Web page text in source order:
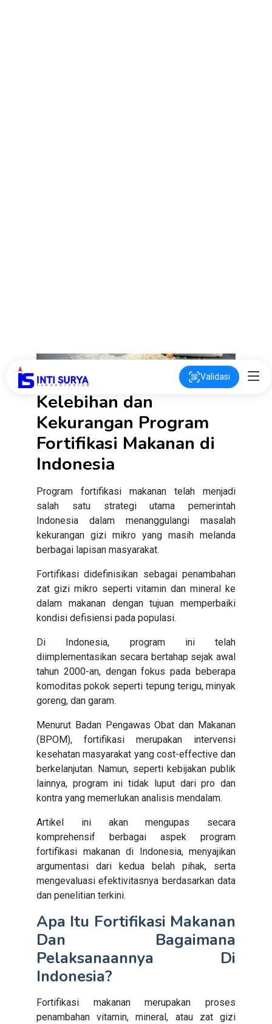
Kelebihan dan
Kekurangan Program
Fortifikasi Makanan di
Indonesia
Program fortifikasi makanan telah menjadi
salah satu strategi utama pemerintah
Indonesia dalam menanggulangi masalah
kekurangan gizi mikro yang masih melanda
berbagai lapisan masyarakat.
Fortifikasi didefinisikan sebagai penambahan
zat gizi mikro seperti vitamin dan mineral ke
dalam makanan dengan tujuan memperbaiki
kondisi defisiensi pada populasi.
Di Indonesia, program ini telah
diimplementasikan secara bertahap sejak awal
tahun 2000-an, dengan fokus pada beberapa
komoditas pokok seperti tepung terigu, minyak
goreng, dan garam.
Menurut Badan Pengawas Obat dan Makanan
(BPOM), fortifikasi merupakan intervensi
kesehatan masyarakat yang cost-effective dan
berkelanjutan. Namun, seperti kebijakan publik
lainnya, program ini tidak luput dari pro dan
kontra yang memerlukan analisis mendalam.
Artikel ini akan mengupas secara
komprehensif berbagai aspek program
fortifikasi makanan di Indonesia, menyajikan
argumentasi dari kedua belah pihak, serta
mengevaluasi efektivitasnya berdasarkan data
dan penelitian terkini.
Apa Itu Fortifikasi Makanan
Dan Bagaimana
Pelaksanaannya Di
Indonesia?
Fortifikasi makanan merupakan proses
penambahan vitamin, mineral, atau zat gizi